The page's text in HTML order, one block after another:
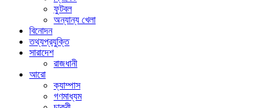
ফুটবল
অন্যান্য খেলা
বিনোদন
তথ্যপ্রযুক্তি
সারাদেশ
রাজধানী
আরো
ক্যাম্পাস
গণমাধ্যম